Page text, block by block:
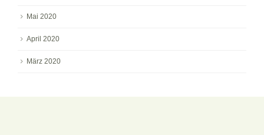
Mai 2020
April 2020
März 2020